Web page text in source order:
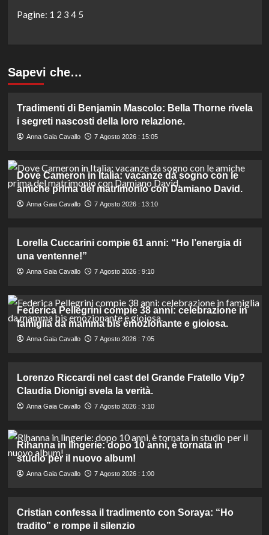
Pagine: 1 2 3 4 5
Sapevi che…
Tradimenti di Benjamin Mascolo: Bella Thorne rivela
i segreti nascosti della loro relazione.
Anna Gaia Cavallo 7 Agosto 2026 : 15:05
Dove Cameron in Italia: vacanze da sogno con le
amiche prima del matrimonio con Damiano David.
Anna Gaia Cavallo 7 Agosto 2026 : 13:10
Lorella Cuccarini compie 61 anni: “Ho l’energia di
una ventenne!”
Anna Gaia Cavallo 7 Agosto 2026 : 9:10
Federica Pellegrini compie 38 anni: celebrazione in
famiglia da mamma bis emozionante e gioiosa.
Anna Gaia Cavallo 7 Agosto 2026 : 7:05
Lorenzo Riccardi nel cast del Grande Fratello Vip?
Claudia Dionigi svela la verità.
Anna Gaia Cavallo 7 Agosto 2026 : 3:10
Rihanna in lingerie: dopo 10 anni, è tornata in
studio per il nuovo album!
Anna Gaia Cavallo 7 Agosto 2026 : 1:00
Cristian confessa il tradimento con Soraya: “Ho
tradito” e rompe il silenzio